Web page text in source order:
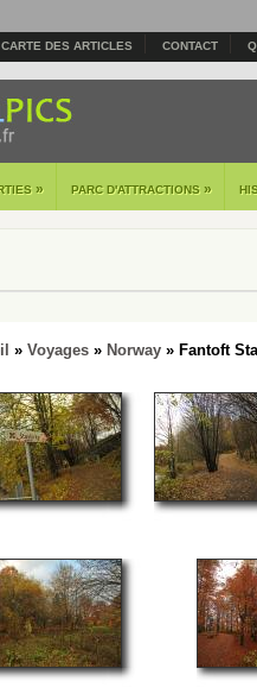
CARTE DES ARTICLES CONTACT
» PARC D'ATTRACTIONS »
» Voyages» Norway» Fantoft